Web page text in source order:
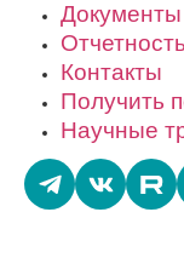
Документы
Отчетность
Контакты
Получить
Научные